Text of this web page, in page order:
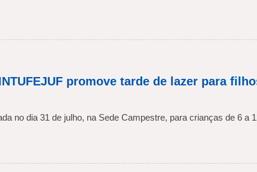
promove tarde de lazer para
no dia 31 de julho, na Sede Campestre, para crianças de 6 a